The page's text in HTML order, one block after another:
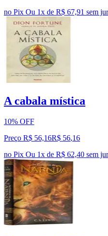
no Pix Ou 1x de R$ 67,91 sem
A cabala mística
10% OFF
Preço R$ 56,16R$ 56,16
no Pix Ou 1x de R$ 62,40 sem